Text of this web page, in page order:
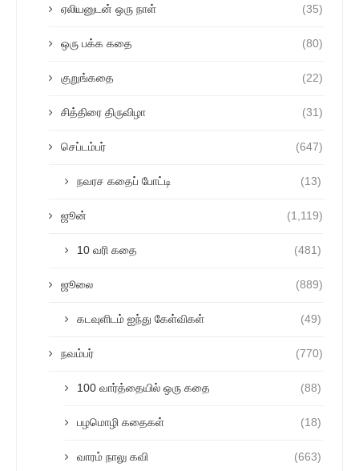
ஏலியனுடன் ஒரு நாள் (35)
ஒரு பக்க கதை (80)
குறுங்கதை (22)
சித்திரை திருவிழா (31)
செப்டம்பர் (647)
நவரச கதைப் போட்டி (13)
ஜூன் (1,119)
10 வரி கதை (481)
ஜூலை (889)
கடவுளிடம் ஐந்து கேள்விகள் (49)
நவம்பர் (770)
100 வார்த்தையில் ஒரு கதை (88)
பழமொழி கதைகள் (18)
வாரம் நாலு கவி (663)